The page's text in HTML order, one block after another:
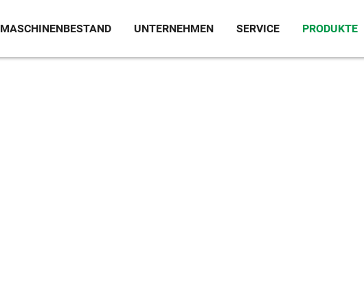
MASCHINENBESTAND UNTERNEHMEN SERVICE PRODUKTE